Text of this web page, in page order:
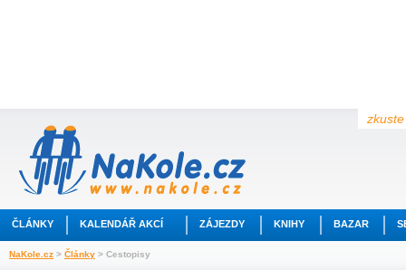
ČLÁNKY KALENDÁŘ AKCÍ ZÁJEZDY KNIHY BAZAR
NaKole.cz > Články > Cestopisy